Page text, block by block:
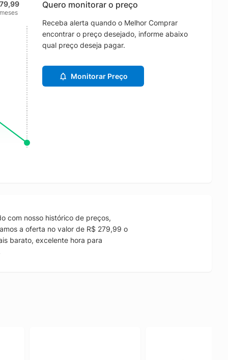
Quero monitorar o preço
Receba alerta quando o Melhor Comprar
encontrar o preço desejado, informe abaixo
qual preço deseja pagar.
Monitorar Preço
com nosso histórico de preços,
a oferta no valor de R$ 279,99 o
barato, excelente hora para